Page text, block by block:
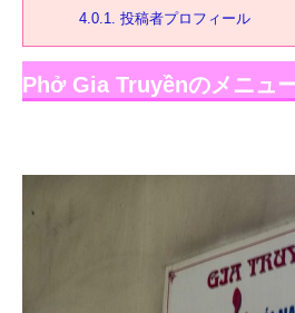
4.0.1. 投稿者プロフィール
Phở Gia Truyềnのメニュ